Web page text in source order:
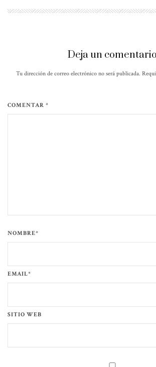
Deja un comentario
Tu dirección de correo electrónico no será publicada.
COMENTAR *
NOMBRE*
EMAIL*
SITIO WEB